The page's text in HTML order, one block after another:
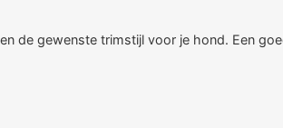
de gewenste trimstijl voor je hond. Een